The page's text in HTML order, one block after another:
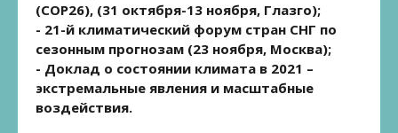
(COP26), (31 октября-13 ноября, Глазго);
- 21-й климатический форум стран СНГ по
сезонным прогнозам (23 ноября, Москва);
- Доклад о состоянии климата в 2021 –
экстремальные явления и масштабные
воздействия.